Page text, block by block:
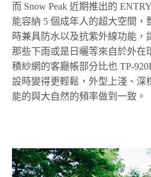
而 Snow Peak 近期推出的
能容納 5 個成年人的超大空間，
時兼具防水以及抗紫外線功能，
那些下雨或是日曬等來自於外在
積紗網的客廳帳部分比也 TP-
設時變得更輕鬆，外型上淺、深
能的與大自然的頻率做到一致。